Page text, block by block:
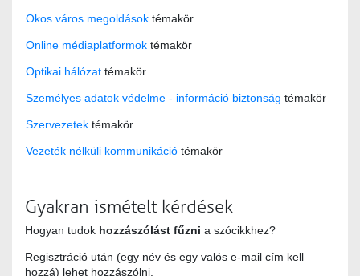
Okos város megoldások témakör
Online médiaplatformok témakör
Optikai hálózat témakör
Személyes adatok védelme - információ biztonság témakör
Szervezetek témakör
Vezeték nélküli kommunikáció témakör
Gyakran ismételt kérdések
Hogyan tudok hozzászólást fűzni a szócikkhez?
Regisztráció után (egy név és egy valós e-mail cím kell
hozzá) lehet hozzászólni.